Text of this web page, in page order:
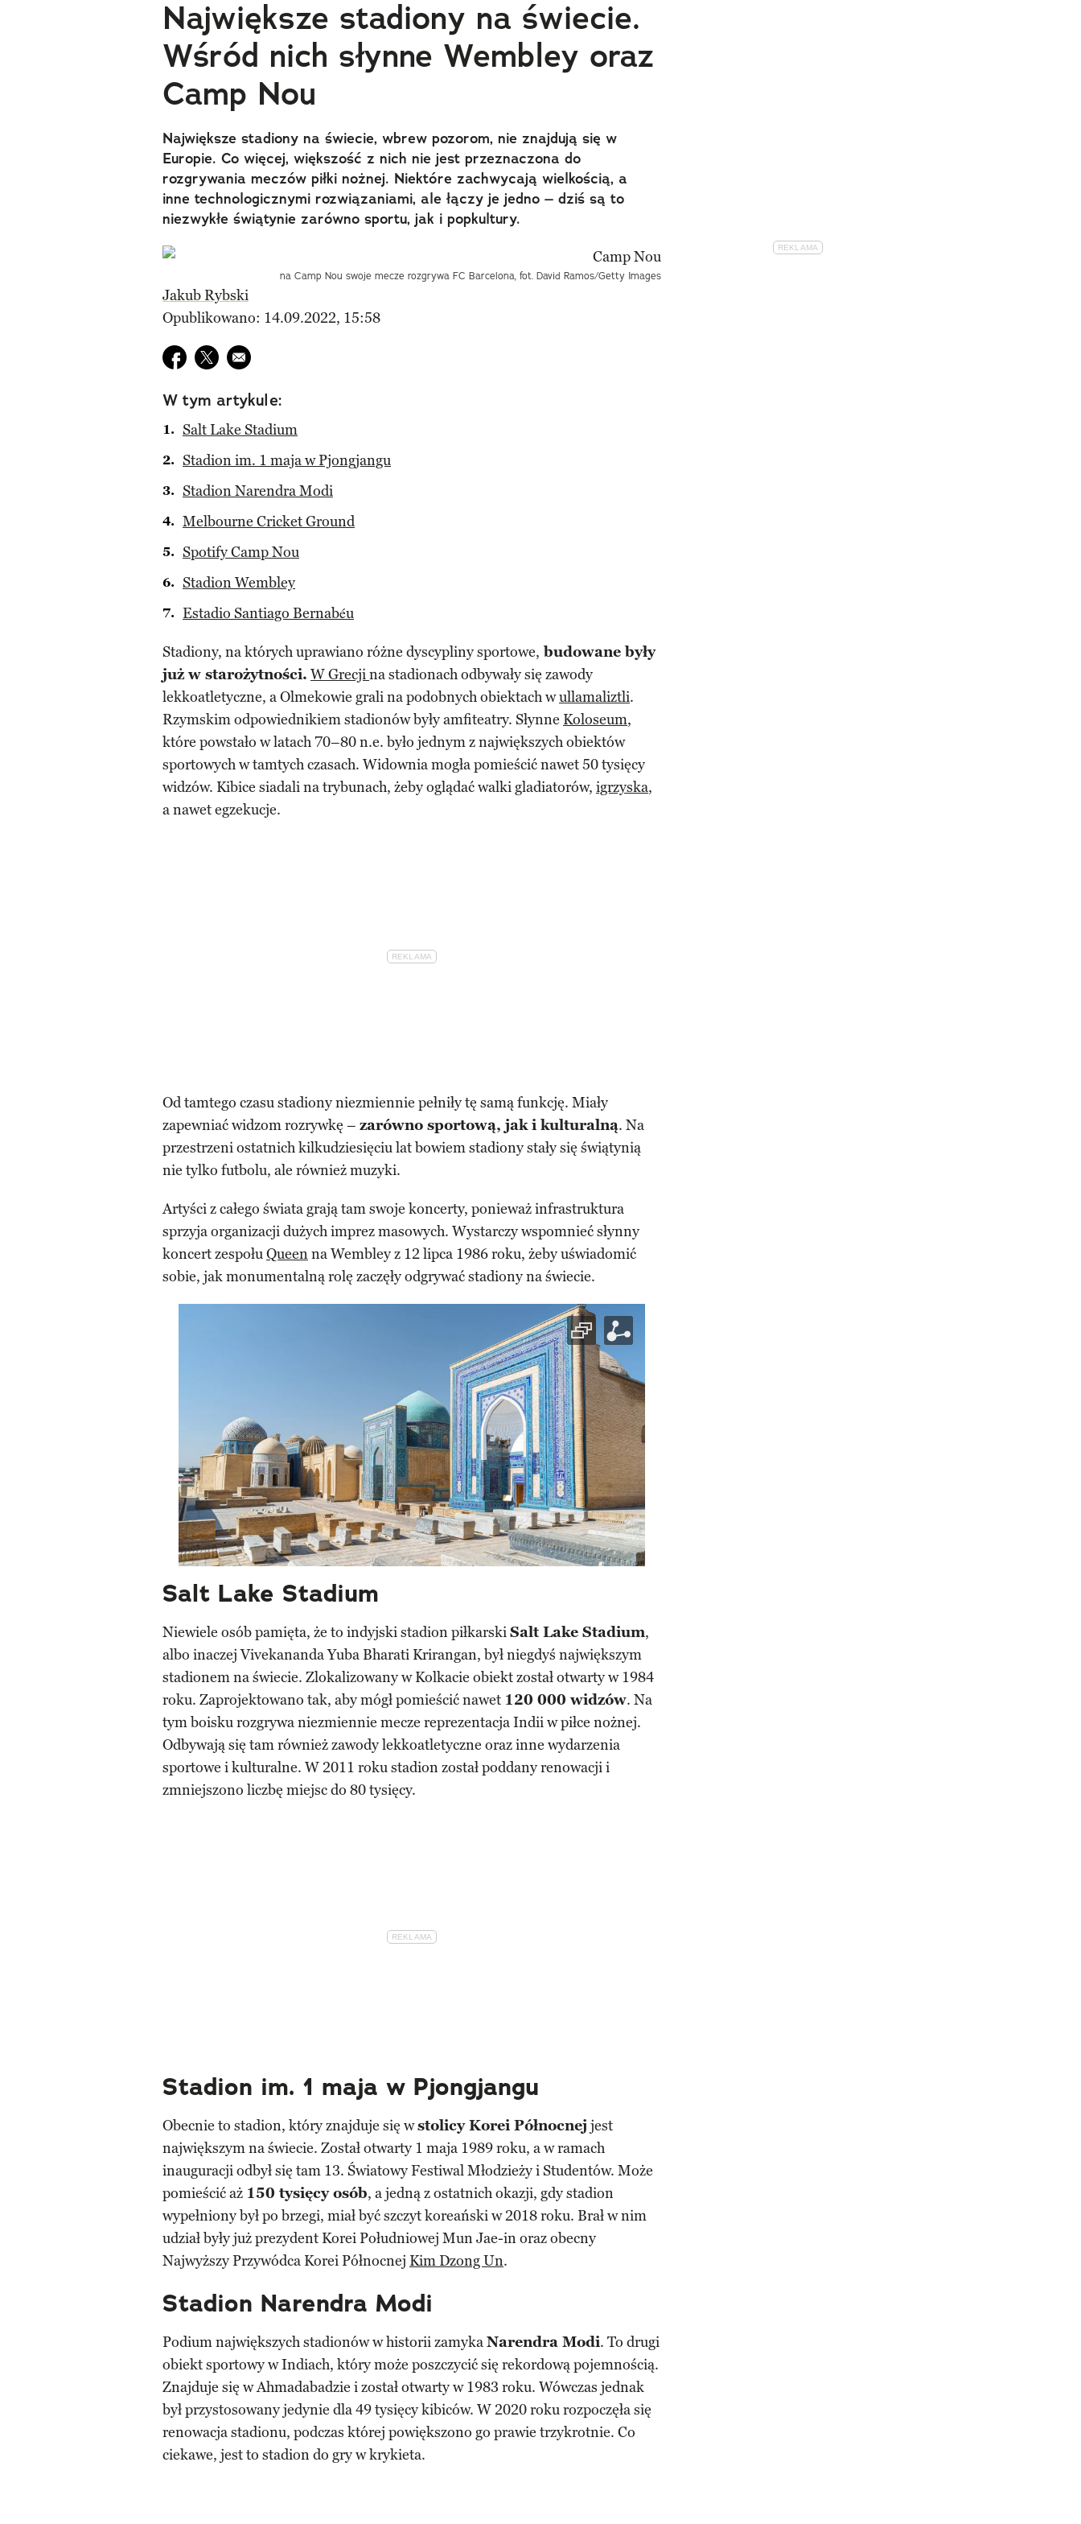
Największe stadiony na świecie.
Wśród nich słynne Wembley oraz
Camp Nou
Największe stadiony na świecie, wbrew pozorom, nie znajdują się w
Europie. Co więcej, większość z nich nie jest przeznaczona do
rozgrywania meczów piłki nożnej. Niektóre zachwycają wielkością, a
inne technologicznymi rozwiązaniami, ale łączy je jedno – dziś są to
niezwykłe świątynie zarówno sportu, jak i popkultury.
na Camp Nou swoje mecze rozgrywa FC Barcelona, fot. David Ramos/Getty Images
Jakub Rybski
Opublikowano: 14.09.2022, 15:58
Udostępnij na facebook
Udostępnij na twitter
E-mail do przyjaciela
W tym artykule:
Salt Lake Stadium
Stadion im. 1 maja w Pjongjangu
Stadion Narendra Modi
Melbourne Cricket Ground
Spotify Camp Nou
Stadion Wembley
Estadio Santiago Bernabéu
Stadiony, na których uprawiano różne dyscypliny sportowe, budowane były
już w starożytności. W Grecjina stadionach odbywały się zawody
lekkoatletyczne, a Olmekowie grali na podobnych obiektach wullamaliztli.
Rzymskim odpowiednikiem stadionów były amfiteatry. Słynne Koloseum,
które powstało w latach 70–80 n.e. było jednym z największych obiektów
sportowych w tamtych czasach. Widownia mogła pomieścić nawet 50 tysięcy
widzów. Kibice siadali na trybunach, żeby oglądać walki gladiatorów, igrzyska,
a nawet egzekucje.
Od tamtego czasu stadiony niezmiennie pełniły tę samą funkcję. Miały
zapewniać widzom rozrywkę – zarówno sportową, jak i kulturalną. Na
przestrzeni ostatnich kilkudziesięciu lat bowiem stadiony stały się świątynią
nie tylko futbolu, ale również muzyki.
Artyści z całego świata grają tam swoje koncerty, ponieważ infrastruktura
sprzyja organizacji dużych imprez masowych. Wystarczy wspomnieć słynny
koncert zespołuQueenna Wembley z 12 lipca 1986 roku, żeby uświadomić
sobie, jak monumentalną rolę zaczęły odgrywać stadiony na świecie.
Salt Lake Stadium
Niewiele osób pamięta, że to indyjski stadion piłkarskiSalt Lake Stadium,
albo inaczej Vivekananda Yuba Bharati Krirangan, był niegdyś największym
stadionem na świecie. Zlokalizowany w Kolkacie obiekt został otwarty w 1984
roku. Zaprojektowano tak, aby mógł pomieścić nawet 120 000 widzów. Na
tym boisku rozgrywa niezmiennie mecze reprezentacja Indii w piłce nożnej.
Odbywają się tam również zawody lekkoatletyczne oraz inne wydarzenia
sportowe i kulturalne. W 2011 roku stadion został poddany renowacji i
zmniejszono liczbę miejsc do 80 tysięcy.
Stadion im. 1 maja w Pjongjangu
Obecnie to stadion, który znajduje się wstolicy Korei Północnej jest
największym na świecie. Został otwarty 1 maja 1989 roku, a w ramach
inauguracji odbył się tam 13. Światowy Festiwal Młodzieży i Studentów. Może
pomieścić aż 150 tysięcy osób, a jedną z ostatnich okazji, gdy stadion
wypełniony był po brzegi, miał być szczyt koreański w 2018 roku. Brał w nim
udział były już prezydent Korei Południowej Mun Jae-in oraz obecny
Najwyższy Przywódca Korei Północnej Kim Dzong Un.
Stadion Narendra Modi
Podium największych stadionów w historii zamykaNarendra Modi. To drugi
obiekt sportowy w Indiach, który może poszczycić się rekordową pojemnością.
Znajduje się w Ahmadabadzie i został otwarty w 1983 roku. Wówczas jednak
był przystosowany jedynie dla 49 tysięcy kibiców. W 2020 roku rozpoczęła się
renowacja stadionu, podczas której powiększono go prawie trzykrotnie. Co
ciekawe, jest to stadion do gry w krykieta.